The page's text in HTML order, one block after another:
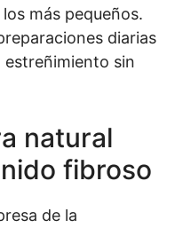
más pequeños.
diarias
estreñimiento sin
natural
fibroso
de la